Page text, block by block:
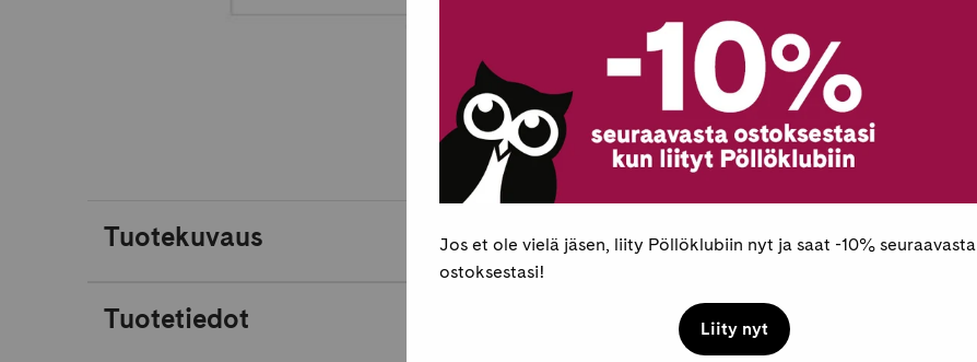
Maksaminen
Tuotekuvaus
Tuotetiedot
Jos et ole vielä jäsen, liity Pöllöklubiin nyt ja saat -10% seuraavasta
ostoksestasi!
Liity nyt